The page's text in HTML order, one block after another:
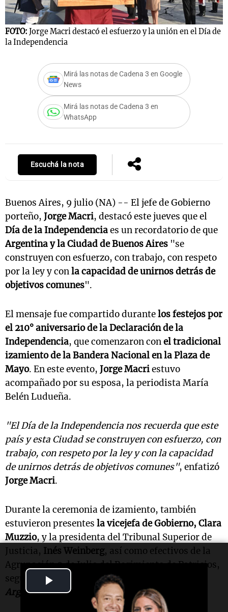
Video
FOTO: Jorge Macri destacó el esfuerzo y la unión en el Día de
la Independencia
Mirá las notas de Cadena 3 en Google
News
Mirá las notas de Cadena 3 en
WhatsApp
Escuchá la nota
Buenos Aires, 9 julio (NA) -- El jefe de Gobierno
porteño, Jorge Macri, destacó este jueves que el
Día de la Independenciaes un recordatorio de que
Argentina y la Ciudad de Buenos Aires "se
construyen con esfuerzo, con trabajo, con respeto
por la ley y conla capacidad de unirnos detrás de
objetivos comunes".
El mensaje fue compartido durantelos festejos por
el 210° aniversario de la Declaración de la
Independencia, que comenzaron conel tradicional
izamiento de la Bandera Nacional en la Plaza de
Mayo. En este evento, Jorge Macriestuvo
acompañado por su esposa, la periodista María
Belén Ludueña.
"El Día de la Independencia nos recuerda que este
país y esta Ciudad se construyen con esfuerzo, con
trabajo, con respeto por la ley y con la capacidad
de unirnos detrás de objetivos comunes", enfatizó
Jorge Macri.
Durante la ceremonia de izamiento, también
estuvieron presentes la vicejefa de Gobierno, Clara
Muzzio, y la presidenta del Tribunal Superior de
Justicia, Inés Weinberg, así como efectivos de la
Agrupación 9 de Julio del Regimiento de Patricios,
según un informe de laAgencia Noticias
Argentinas.